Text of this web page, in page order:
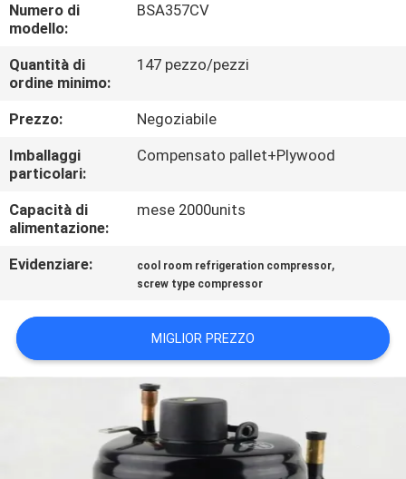
GIRO
DELLA
FABBRICA
CONTROLLO
DI
QUALITÀ
CONTATTICI
RICHIEDA
UNA
Numero di
modello:
BSA357CV
Quantità di
ordine minimo:
147 pezzo/pezzi
Prezzo:
Negoziabile
Imballaggi
particolari:
Compensato pallet+Plywood
Capacità di
alimentazione:
mese 2000units
Evidenziare: cool room refrigeration compressor,
screw type compressor
MIGLIOR PREZZO